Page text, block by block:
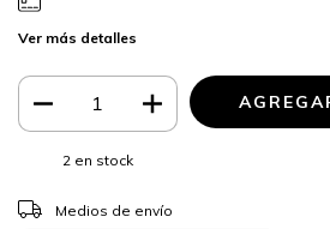
Ver más detalles
2 en stock
Entregas para el CP:
Medios de envío